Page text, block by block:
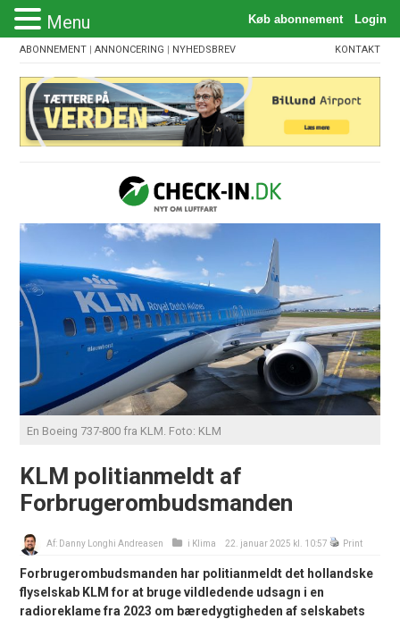
ABONNEMENT |ANNONCERING | NYHEDSBREV KONTAKT
En Boeing 737-800 fra KLM. Foto: KLM
KLM politianmeldt af
Forbrugerombudsmanden
Af: Danny Longhi Andreasen i Klima 22. januar 2025 kl. 10:57 Print
Forbrugerombudsmanden har politianmeldt det hollandske
flyselskab KLM for at bruge vildledende udsagn i en
radioreklame fra 2023 om bæredygtigheden af selskabets
Menu